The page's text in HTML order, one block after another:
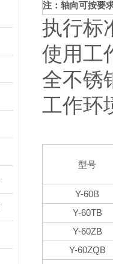
注：轴向可按要
执行标
使用工
全不锈
工作环
型号
Y-60B
Y-60TB
Y-60ZB
Y-60ZQB